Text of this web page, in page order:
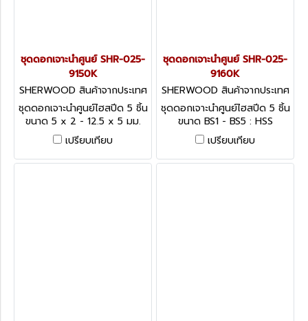
ชุดดอกเจาะนำศูนย์ SHR-025-
9150K
SHERWOOD สินค้าจากประเทศ
อังกฤษ-1
ชุดดอกเจาะนำศูนย์ไฮสปีด 5 ชิ้น
ขนาด 5 x 2 - 12.5 x 5 มม.
HSS Centre Drills - 5 Piece
Metric Set
เปรียบเทียบ
ชุดดอกเจาะนำศูนย์ SHR-025-
9160K
SHERWOOD สินค้าจากประเทศ
อังกฤษ-1
ชุดดอกเจาะนำศูนย์ไฮสปีด 5 ชิ้น
ขนาด BS1 - BS5 : HSS
Centre Drills - 5 Piece BS
Set
เปรียบเทียบ